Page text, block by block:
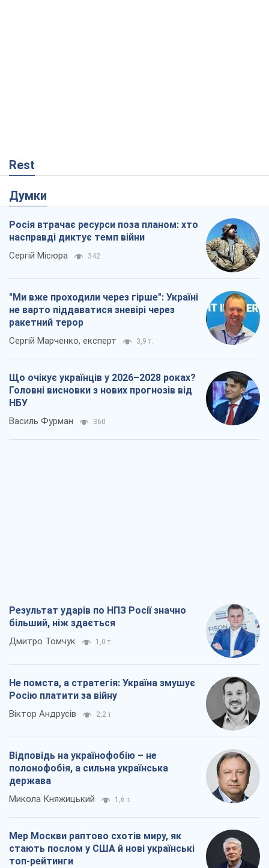
Rest
Думки
Росія втрачає ресурси поза планом: хто
насправді диктує темп війни
Сергій Місюра 342
"Ми вже проходили через гірше": Україні
не варто піддаватися зневірі через
ракетний терор
Сергій Марченко, експерт 3,9 т.
Що очікує українців у 2026–2028 роках?
Головні висновки з нових прогнозів від
НБУ
Василь Фурман 360
Результат ударів по НПЗ Росії значно
більший, ніж здається
Дмитро Томчук 1,0 т.
Не помста, а стратегія: Україна змушує
Росію платити за війну
Віктор Андрусів 2,2 т.
Відповідь на українофобію – не
полонофобія, а сильна українська
держава
Микола Княжицький 1,6 т.
Мер Москви раптово схотів миру, як
стають послом у США й нові українські
топ-рейтинги